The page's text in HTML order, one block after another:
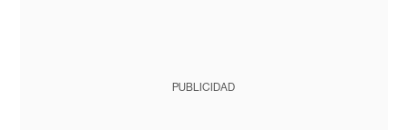
PUBLICIDAD